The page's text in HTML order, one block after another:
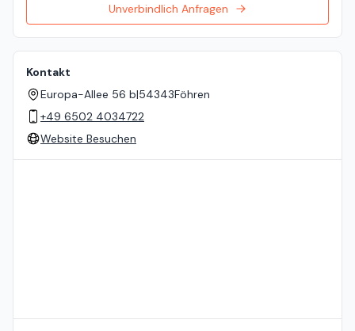
Unverbindlich Anfragen
Kontakt
Europa-Allee 56 b|54343Föhren
+49 6502 4034722
Website Besuchen